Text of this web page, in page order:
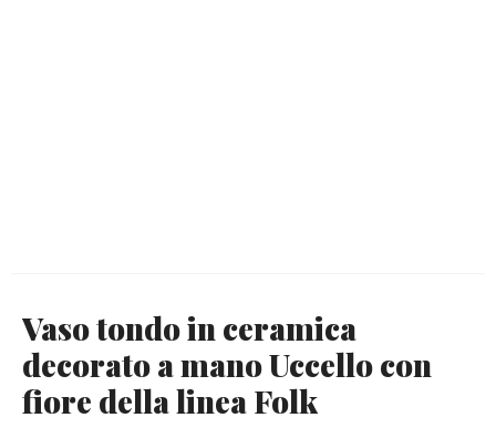
Vaso tondo in ceramica
decorato a mano Uccello con
fiore della linea Folk